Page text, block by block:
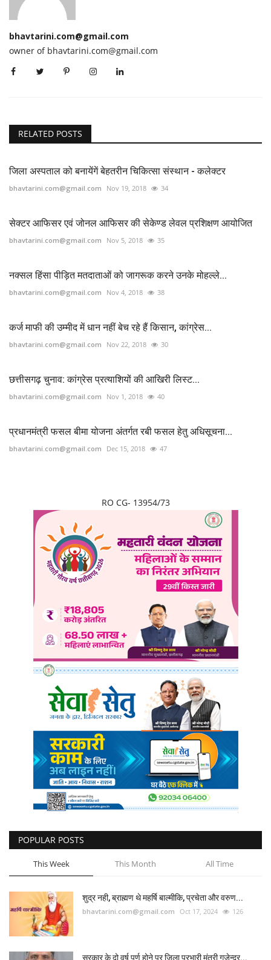
bhavtarini.com@gmail.com
owner of bhavtarini.com@gmail.com
RELATED POSTS
जिला अस्पताल को बनायेंगें बेहतरीन चिकित्सा संस्थान - कलेक्टर
bhavtarini.com@gmail.com Nov 19, 2018 34
सेक्टर आफिसर एवं जोनल आफिसर की सेकेण्ड लेवल प्रशिक्षण आयोजित
bhavtarini.com@gmail.com Nov 5, 2018 35
नक्सल हिंसा पीड़ित मतदाताओं को जागरूक करने उनके मोहल्ले...
bhavtarini.com@gmail.com Nov 4, 2018 38
कर्ज माफी की उम्मीद में धान नहीं बेच रहे हैं किसान, कांग्रेस...
bhavtarini.com@gmail.com Nov 22, 2018 30
छत्तीसगढ़ चुनाव: कांग्रेस प्रत्‍याशियों की आखिरी लिस्‍ट...
bhavtarini.com@gmail.com Nov 1, 2018 40
प्रधानमंत्री फसल बीमा योजना अंतर्गत रबी फसल हेतु अधिसूचना...
bhavtarini.com@gmail.com Dec 15, 2018 47
RO CG- 13954/73
POPULAR POSTS
This Week This Month All Time
शुद्र नही, ब्राह्मण थे महर्षि बाल्मीकि, प्रचेता और वरुण...
bhavtarini.com@gmail.com Oct 17, 2024 126
सरकार के दो वर्ष पूर्ण होने पर जिला प्रभारी मंत्री गजेन्द्र...